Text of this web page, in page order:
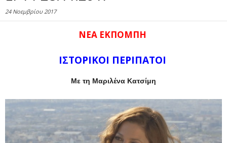
24 Νοεμβρίου 2017
ΝΕΑ ΕΚΠΟΜΠΗ
ΙΣΤΟΡΙΚΟΙ ΠΕΡΙΠΑΤΟΙ
Με τη Μαριλένα Κατσίμη